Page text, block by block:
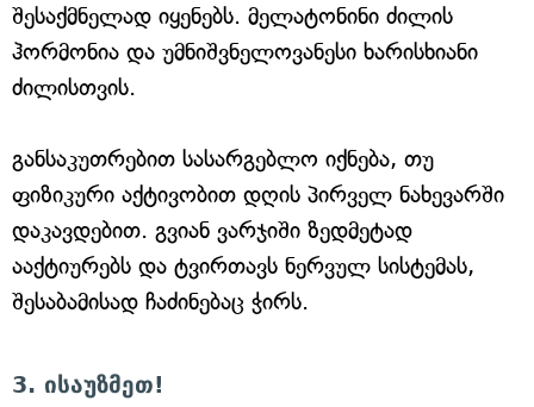
შესაქმნელად იყენებს. მელატონინი ძილის
ჰორმონია და უმნიშვნელოვანესი ხარისხიანი
ძილისთვის.
განსაკუთრებით სასარგებლო იქნება, თუ
ფიზიკური აქტივობით დღის პირველ ნახევარში
დაკავდებით. გვიან ვარჯიში ზედმეტად
ააქტიურებს და ტვირთავს ნერვულ სისტემას,
შესაბამისად ჩაძინებაც ჭირს.
3. ისაუზმეთ!